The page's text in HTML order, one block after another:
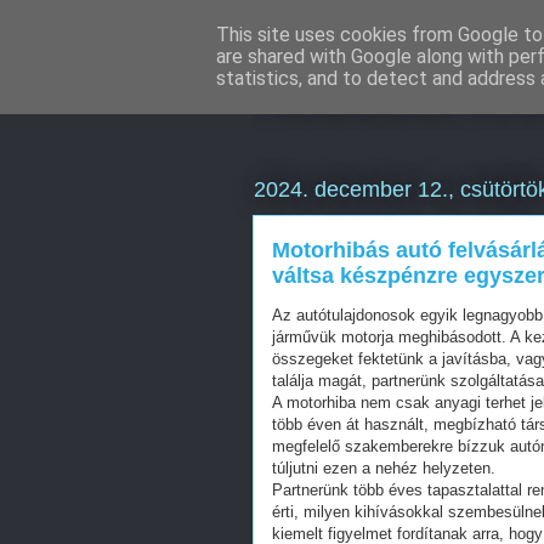
Weboldal
2024. december 12.,
Motorhibás autó
váltsa készpénzre
Az autótulajdonosok egyik
járművük motorja meghibásodott. A
összegeket fektetünk a javításba,
találja magát, partnerünk
A motorhiba nem csak anyagi terhet
több éven át használt, megbízható
megfelelő szakemberekre bízzuk
túljutni ezen a nehéz helyzeten.
Partnerünk több éves tapasztalattal
érti, milyen kihívásokkal
kiemelt figyelmet fordítanak arra,
This site uses cookies from Google
are shared with Google along with
statistics, and to detect and address